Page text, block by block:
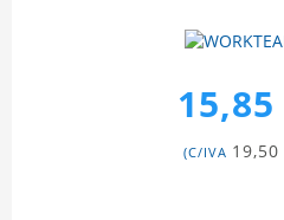
15,85
(C/IVA 19,50